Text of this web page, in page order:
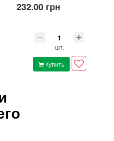
232.00 грн
шт.
Купить